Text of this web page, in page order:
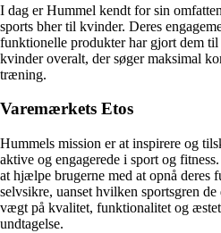
I dag er Hummel kendt for sin
sports bher til kvinder. Deres
funktionelle produkter har gjort dem
kvinder overalt, der søger maksimal
træning.
Varemærkets Etos
Hummels mission er at inspirere og
aktive og engagerede i sport og
at hjælpe brugerne med at opnå deres
selvsikre, uanset hvilken sportsgren
vægt på kvalitet, funktionalitet og
undtagelse.